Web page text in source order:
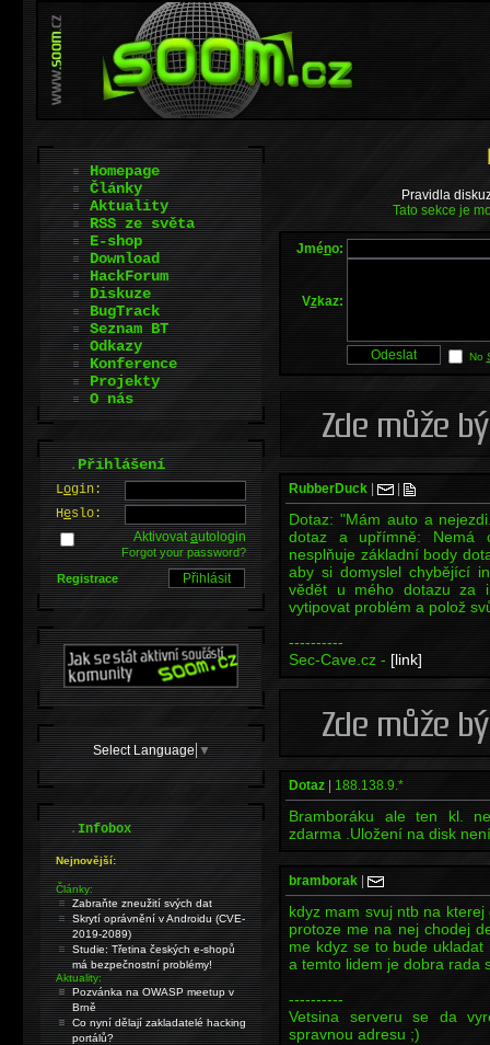
Pravidla
Tato sekce je
Jméno:
Vzkaz:
No
RubberDuck
Dotaz: "Mám auto a
dotaz a upřímně: Nemá
nesplňuje základní body
aby si domyslel chybějící
vědět u mého dotazu za
vytipovat problém a polož
----------
Sec-Cave.cz - [link]
Dotaz 188.138.9.*
Bramboráku ale ten kl.
zdarma .Uložení na disk
bramborak
kdyz mam svuj ntb na
protoze me na nej chodej
me kdyz se to bude
a temto lidem je dobra rada
----------
Vetsina serveru se da
spravnou adresu ;)
Homepage
Články
Aktuality
RSS ze světa
E-shop
Download
HackForum
Diskuze
BugTrack
Seznam BT
Odkazy
Konference
Projekty
O nás
.Přihlášení
Login:
Heslo:
Aktivovatautologin
Forgot your password?
Registrace
Select Language ▼
.Infobox
Nejnovější:
Články:
Zabraňte zneužití svých dat
Skrytí oprávnění v Androidu (CVE-
2019-2089)
Studie: Třetina českých e-shopů
má bezpečnostní problémy!
Aktuality:
Pozvánka na OWASP meetup v
Brně
Co nyní dělají zakladatelé hacking
portálů?